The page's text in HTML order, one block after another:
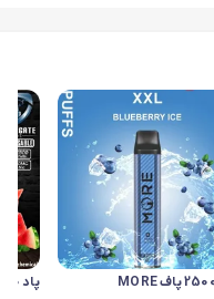
پاد 2500 پاف Tikobar